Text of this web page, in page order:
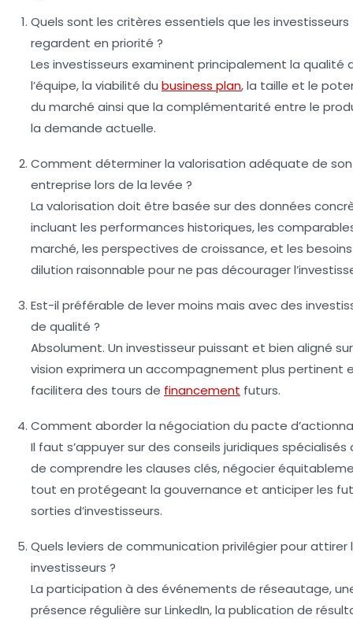
Quels sont les critères essentiels que les investisseurs
regardent en priorité ?
Les investisseurs examinent principalement la qualité
l’équipe, la viabilité du business plan, la taille et le
du marché ainsi que la complémentarité entre le
la demande actuelle.
Comment déterminer la valorisation adéquate de son
entreprise lors de la levée ?
La valorisation doit être basée sur des données
incluant les performances historiques, les
marché, les perspectives de croissance, et les
dilution raisonnable pour ne pas décourager
Est-il préférable de lever moins mais avec des
de qualité ?
Absolument. Un investisseur puissant et bien aligné
vision exprimera un accompagnement plus pertinent
facilitera des tours de financement futurs.
Comment aborder la négociation du pacte
Il faut s’appuyer sur des conseils juridiques spécialisés
de comprendre les clauses clés, négocier
tout en protégeant la gouvernance et anticiper les
sorties d’investisseurs.
Quels leviers de communication privilégier pour attirer
investisseurs ?
La participation à des événements de réseautage,
présence régulière sur LinkedIn, la publication de